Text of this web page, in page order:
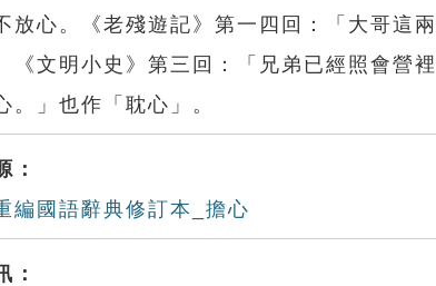
放心。《老殘遊記》第一四回：「大哥這
《文明小史》第三回：「兄弟已經照會營
。」也作「耽心」。
：
編國語辭典修訂本_擔心
：